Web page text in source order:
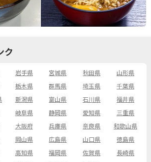
ク
岩手県 宮城県 秋田県
山形県
栃木県 群馬県 埼玉県
千葉県
新潟県 富山県 石川県
福井県
岐阜県 静岡県 愛知県
三重県
大阪府 兵庫県 奈良県
和歌山県
岡山県 広島県 山口県
徳島県
高知県 福岡県 佐賀県
長崎県